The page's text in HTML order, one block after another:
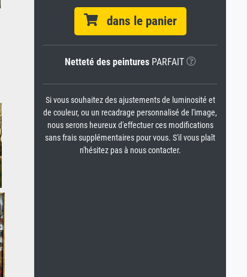
dans le panier
Netteté des peinturesPARFAIT
Si vous souhaitez des ajustements de luminosité et
de couleur, ou un recadrage personnalisé de l'image,
nous serons heureux d'effectuer ces modifications
sans frais supplémentaires pour vous. S'il vous plaît
n'hésitez pas à nous contacter.